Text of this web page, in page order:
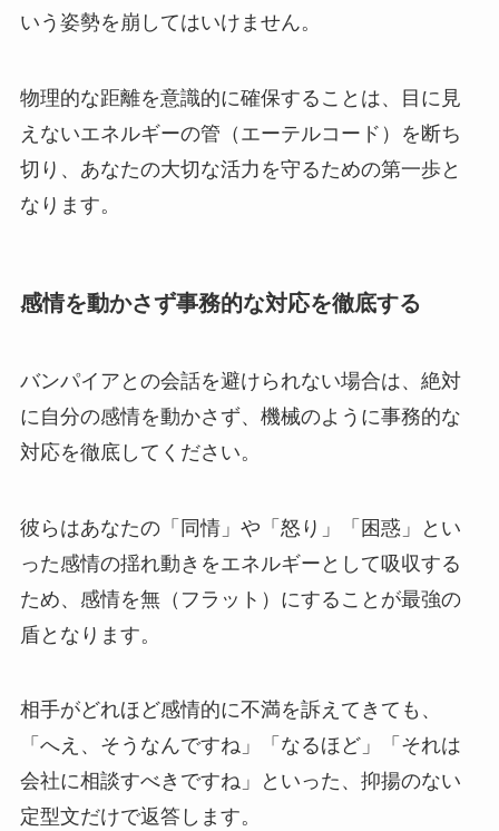
いう姿勢を崩してはいけません。
物理的な距離を意識的に確保することは、目に見
えないエネルギーの管（エーテルコード）を断ち
切り、あなたの大切な活力を守るための第一歩と
なります。
感情を動かさず事務的な対応を徹底する
バンパイアとの会話を避けられない場合は、絶対
に自分の感情を動かさず、機械のように事務的な
対応を徹底してください。
彼らはあなたの「同情」や「怒り」「困惑」とい
った感情の揺れ動きをエネルギーとして吸収する
ため、感情を無（フラット）にすることが最強の
盾となります。
相手がどれほど感情的に不満を訴えてきても、
「へえ、そうなんですね」「なるほど」「それは
会社に相談すべきですね」といった、抑揚のない
定型文だけで返答します。